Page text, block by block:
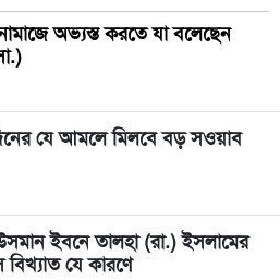
অভ্যস্ত করতে যা বলেছেন
যে আমলে মিলবে বড় সওয়াব
ইবনে তালহা (রা.) ইসলামের
বিখ্যাত যে কারণে